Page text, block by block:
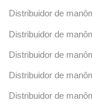
Distribuidor de
Distribuidor de
Distribuidor de
Distribuidor de
Distribuidor de